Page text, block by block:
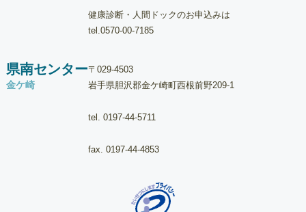
健康診断・人間ドックのお申込みは
tel. 0570-00-7185
県南センター
金ケ崎
〒029-4503
岩手県胆沢郡金ケ崎町西根前野209-1
tel. 0197-44-5711
fax. 0197-44-4853